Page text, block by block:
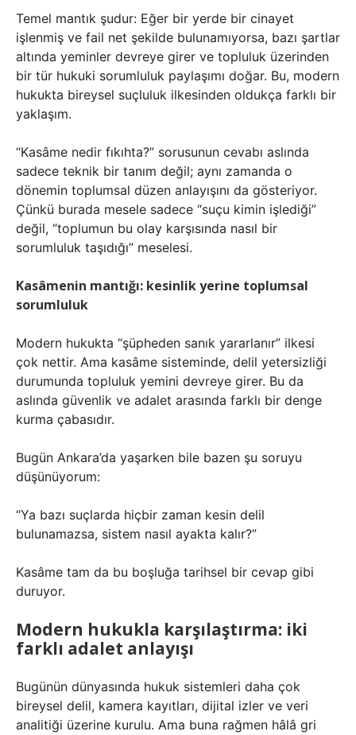
Temel mantık şudur: Eğer bir yerde bir cinayet
işlenmiş ve fail net şekilde bulunamıyorsa, bazı şartlar
altında yeminler devreye girer ve topluluk üzerinden
bir tür hukuki sorumluluk paylaşımı doğar. Bu, modern
hukukta bireysel suçluluk ilkesinden oldukça farklı bir
yaklaşım.
“Kasâme nedir fıkıhta?” sorusunun cevabı aslında
sadece teknik bir tanım değil; aynı zamanda o
dönemin toplumsal düzen anlayışını da gösteriyor.
Çünkü burada mesele sadece “suçu kimin işlediği”
değil, “toplumun bu olay karşısında nasıl bir
sorumluluk taşıdığı” meselesi.
Kasâmenin mantığı: kesinlik yerine toplumsal
sorumluluk
Modern hukukta “şüpheden sanık yararlanır” ilkesi
çok nettir. Ama kasâme sisteminde, delil yetersizliği
durumunda topluluk yemini devreye girer. Bu da
aslında güvenlik ve adalet arasında farklı bir denge
kurma çabasıdır.
Bugün Ankara’da yaşarken bile bazen şu soruyu
düşünüyorum:
“Ya bazı suçlarda hiçbir zaman kesin delil
bulunamazsa, sistem nasıl ayakta kalır?”
Kasâme tam da bu boşluğa tarihsel bir cevap gibi
duruyor.
Modern hukukla karşılaştırma: iki
farklı adalet anlayışı
Bugünün dünyasında hukuk sistemleri daha çok
bireysel delil, kamera kayıtları, dijital izler ve veri
analitiği üzerine kurulu. Ama buna rağmen hâlâ gri